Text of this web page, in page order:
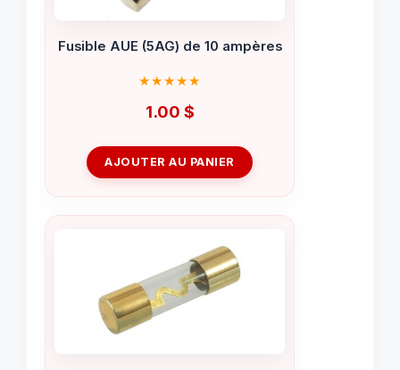
Fusible AUE (5AG) de 10 ampères
1.00 $
AJOUTER AU PANIER